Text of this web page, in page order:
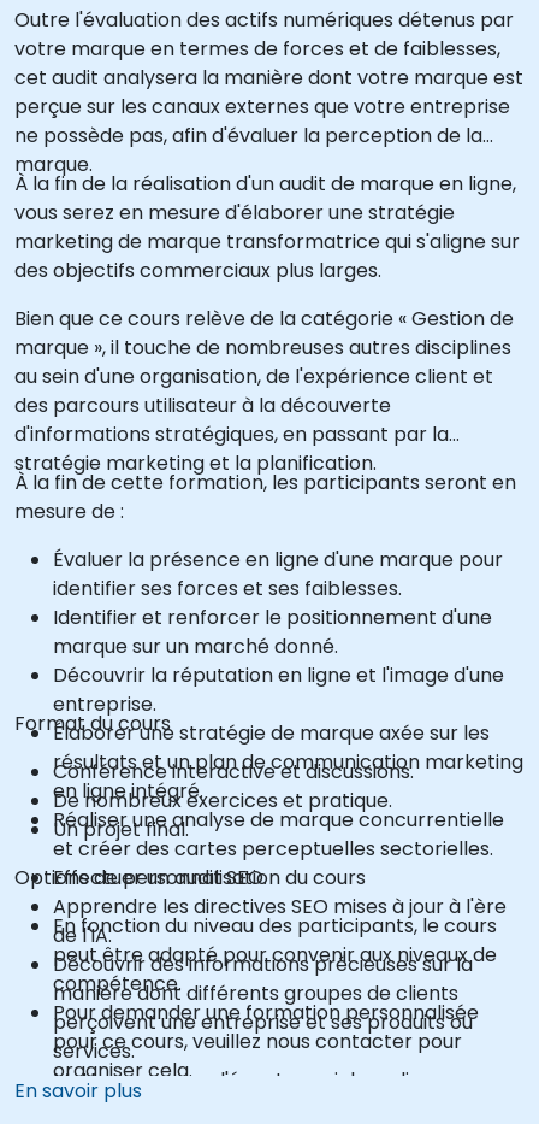
Outre l'évaluation des actifs numériques détenus par
votre marque en termes de forces et de faiblesses,
cet audit analysera la manière dont votre marque est
perçue sur les canaux externes que votre entreprise
ne possède pas, afin d'évaluer la perception de la
marque.
À la fin de la réalisation d'un audit de marque en ligne,
vous serez en mesure d'élaborer une stratégie
marketing de marque transformatrice qui s'aligne sur
des objectifs commerciaux plus larges.
Bien que ce cours relève de la catégorie « Gestion de
marque », il touche de nombreuses autres disciplines
au sein d'une organisation, de l'expérience client et
des parcours utilisateur à la découverte
d'informations stratégiques, en passant par la
stratégie marketing et la planification.
À la fin de cette formation, les participants seront en
mesure de :
Évaluer la présence en ligne d'une marque pour
identifier ses forces et ses faiblesses.
Identifier et renforcer le positionnement d'une
marque sur un marché donné.
Découvrir la réputation en ligne et l'image d'une
entreprise.
Élaborer une stratégie de marque axée sur les
résultats et un plan de communication marketing
en ligne intégré.
Réaliser une analyse de marque concurrentielle
et créer des cartes perceptuelles sectorielles.
Effectuer un audit SEO.
Apprendre les directives SEO mises à jour à l'ère
de l'IA.
Découvrir des informations précieuses sur la
manière dont différents groupes de clients
perçoivent une entreprise et ses produits ou
services.
Mettre en œuvre l'écoute sociale en ligne.
Utiliser l'IA pour rendre la réalisation d'audits de
Format du cours
Conférence interactive et discussions.
De nombreux exercices et pratique.
Un projet final.
Options de personnalisation du cours
En fonction du niveau des participants, le cours
peut être adapté pour convenir aux niveaux de
compétence.
Pour demander une formation personnalisée
pour ce cours, veuillez nous contacter pour
organiser cela.
En savoir plus